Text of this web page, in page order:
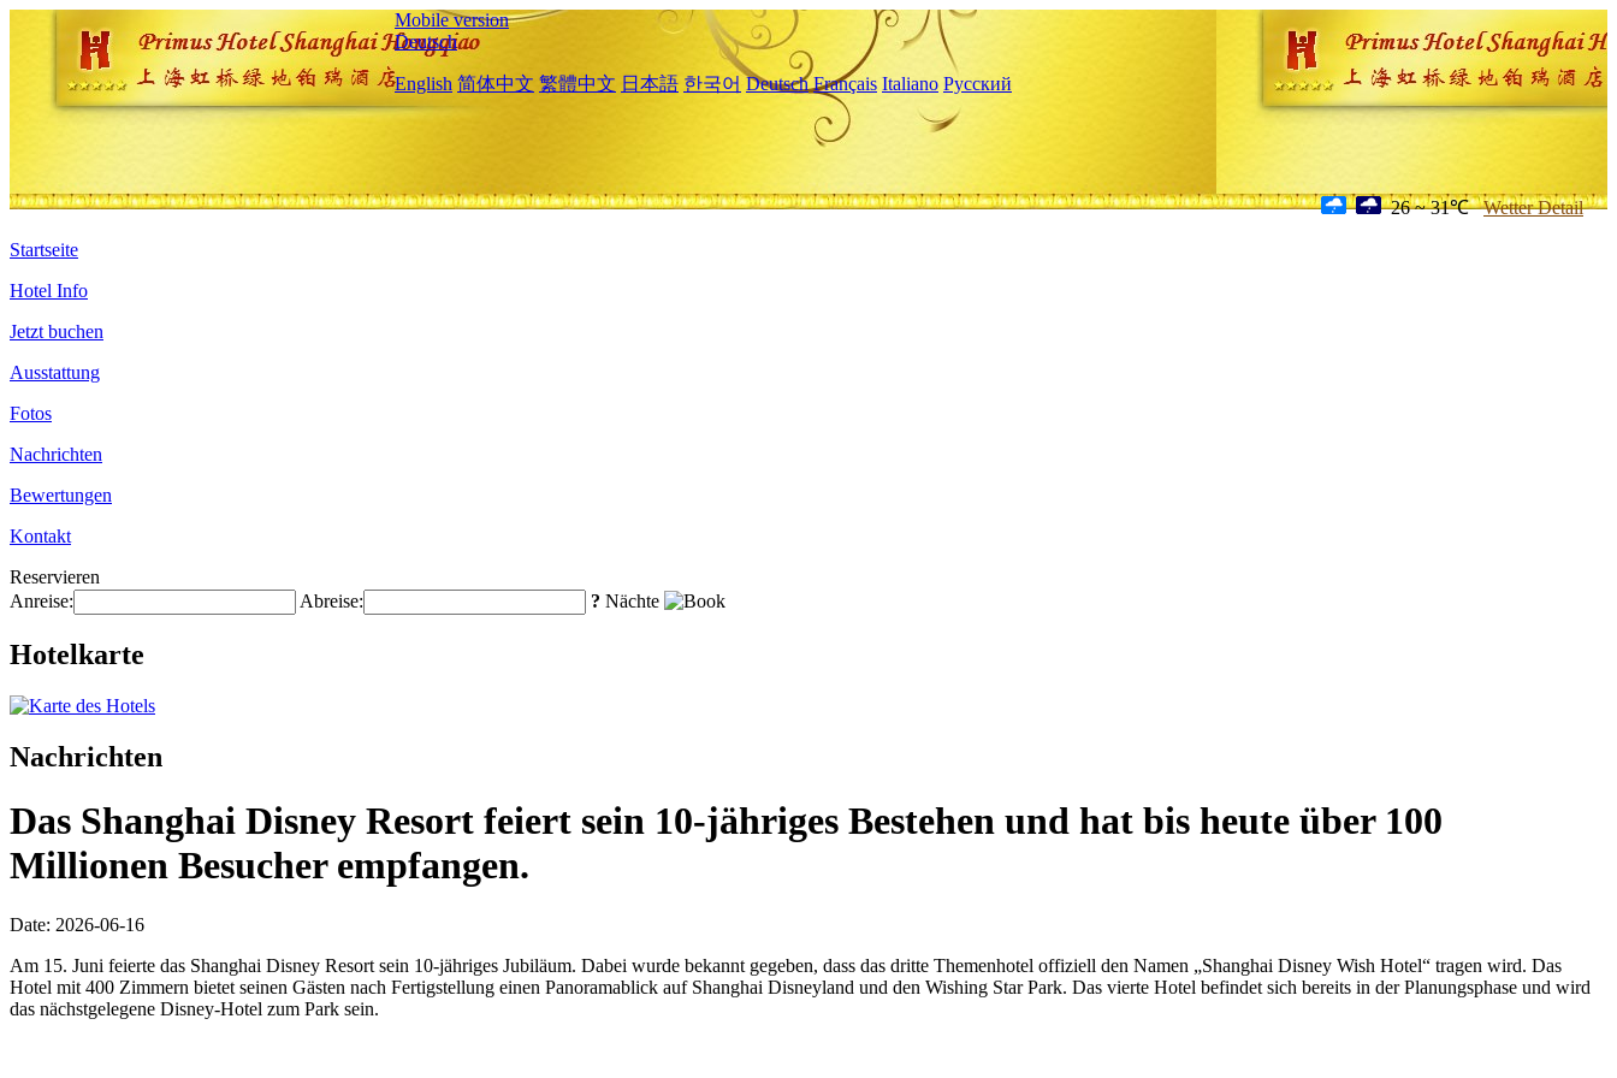
Mobile version
Deutsch
English 简体中文 繁體中文 日本語 한국어 Deutsch Français Italiano Русский
26 ~ 31℃ Wetter Detail
Startseite
Hotel Info
Jetzt buchen
Ausstattung
Fotos
Nachrichten
Bewertungen
Kontakt
Reservieren
Anreise:
Abreise: ? Nächte
Hotelkarte
Nachrichten
Das Shanghai Disney Resort feiert sein 10-jähriges Bestehen und hat bis heute über 100
Millionen Besucher empfangen.
Date: 2026-06-16
Am 15. Juni feierte das Shanghai Disney Resort sein 10-jähriges Jubiläum. Dabei wurde bekannt gegeben, dass das dritte Themenhotel offiziell den Namen „Shanghai Disney Wish Hotel“ tragen wird. Das
Hotel mit 400 Zimmern bietet seinen Gästen nach Fertigstellung einen Panoramablick auf Shanghai Disneyland und den Wishing Star Park. Das vierte Hotel befindet sich bereits in der Planungsphase und wird
das nächstgelegene Disney-Hotel zum Park sein.